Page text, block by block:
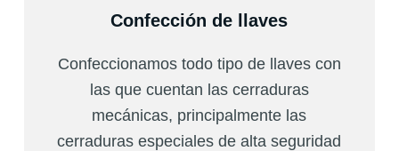
Confección de llaves
Confeccionamos todo tipo de llaves con
las que cuentan las cerraduras
mecánicas, principalmente las
cerraduras especiales de alta seguridad